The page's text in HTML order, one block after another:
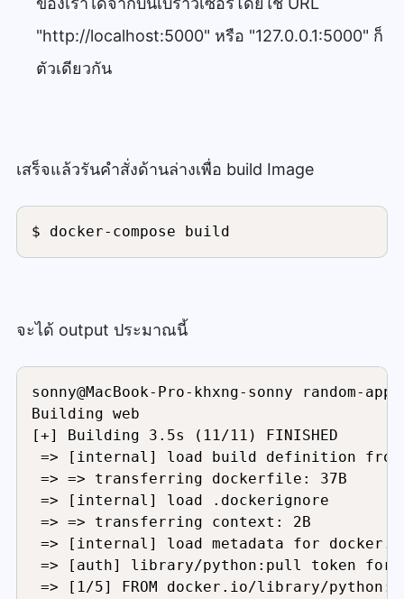
"http://localhost:5000" หรือ "127.0.0.1:5000" ก็
ตัวเดียวกัน
เสร็จแล้วรันคำสั่งด้านล่างเพื่อ build Image
$ docker-compose build
จะได้ output ประมาณนี้
sonny@MacBook-Pro-khxng-sonny random-
Building web
[+] Building 3.5s (11/11) FINISHED
=> [internal] load build definition
=> => transferring dockerfile:
=> [internal] load
=> => transferring context: 2B
=> [internal] load metadata for
=> [auth] library/python:pull
=> [1/5] FROM docker.io/library/